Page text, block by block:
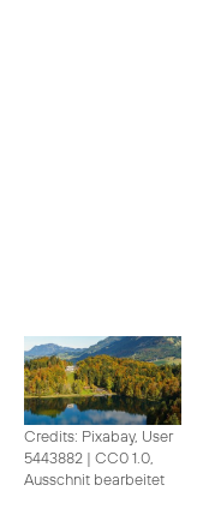
Credits: Pixabay, User
5443882 | CC0 1.0,
Ausschnit bearbeitet